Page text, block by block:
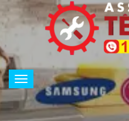
Alternar
de
navegação